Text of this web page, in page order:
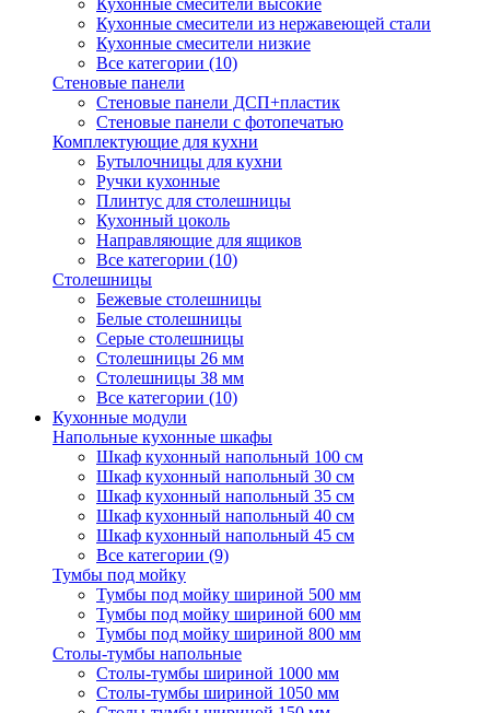
Кухонные смесители высокие
Кухонные смесители из нержавеющей стали
Кухонные смесители низкие
Все категории (10)
Стеновые панели
Стеновые панели ДСП+пластик
Стеновые панели с фотопечатью
Комплектующие для кухни
Бутылочницы для кухни
Ручки кухонные
Плинтус для столешницы
Кухонный цоколь
Направляющие для ящиков
Все категории (10)
Столешницы
Бежевые столешницы
Белые столешницы
Серые столешницы
Столешницы 26 мм
Столешницы 38 мм
Все категории (10)
Кухонные модули
Напольные кухонные шкафы
Шкаф кухонный напольный 100 см
Шкаф кухонный напольный 30 см
Шкаф кухонный напольный 35 см
Шкаф кухонный напольный 40 см
Шкаф кухонный напольный 45 см
Все категории (9)
Тумбы под мойку
Тумбы под мойку шириной 500 мм
Тумбы под мойку шириной 600 мм
Тумбы под мойку шириной 800 мм
Столы-тумбы напольные
Столы-тумбы шириной 1000 мм
Столы-тумбы шириной 1050 мм